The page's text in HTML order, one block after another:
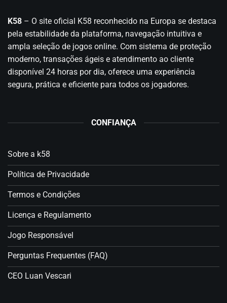
K58 – O site oficial K58 reconhecido na Europa se destaca
pela estabilidade da plataforma, navegação intuitiva e
ampla seleção de jogos online. Com sistema de proteção
moderno, transações ágeis e atendimento ao cliente
disponível 24 horas por dia, oferece uma experiência
segura, prática e eficiente para todos os jogadores.
CONFIANÇA
Sobre a k58
Política de Privacidade
Termos e Condições
Licença e Regulamento
Jogo Responsável
Perguntas Frequentes (FAQ)
CEO Luan Vescari